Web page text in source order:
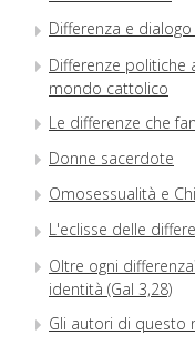
Differenza e
Differenze politiche
mondo cattolico
Le differenze che
Donne sacerdote
Omosessualità e
L'eclisse delle
Oltre ogni
identità (Gal 3,28)
Gli autori di questo